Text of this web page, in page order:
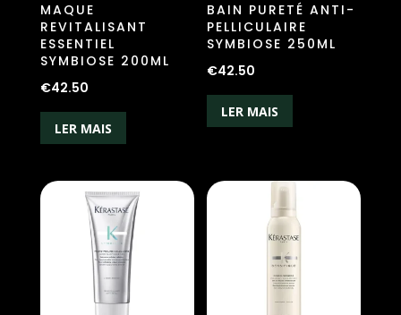
MAQUE
REVITALISANT
ESSENTIEL
SYMBIOSE 200ML
€42.50
LER MAIS
BAIN PURETÉ ANTI-
PELLICULAIRE
SYMBIOSE 250ML
€42.50
LER MAIS